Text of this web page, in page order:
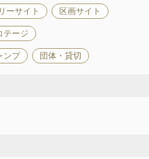
ーサイト 区画サイト
テージ
ンプ 団体・貸切